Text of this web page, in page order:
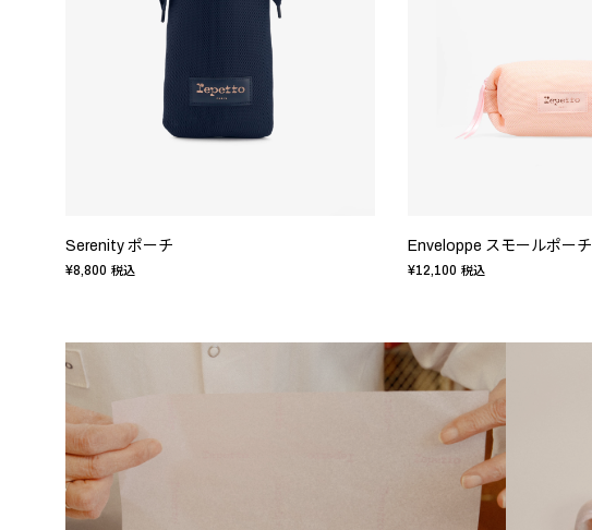
Serenity ポーチ
¥8,800 税込
Enveloppe スモールポーチ
¥12,100 税込